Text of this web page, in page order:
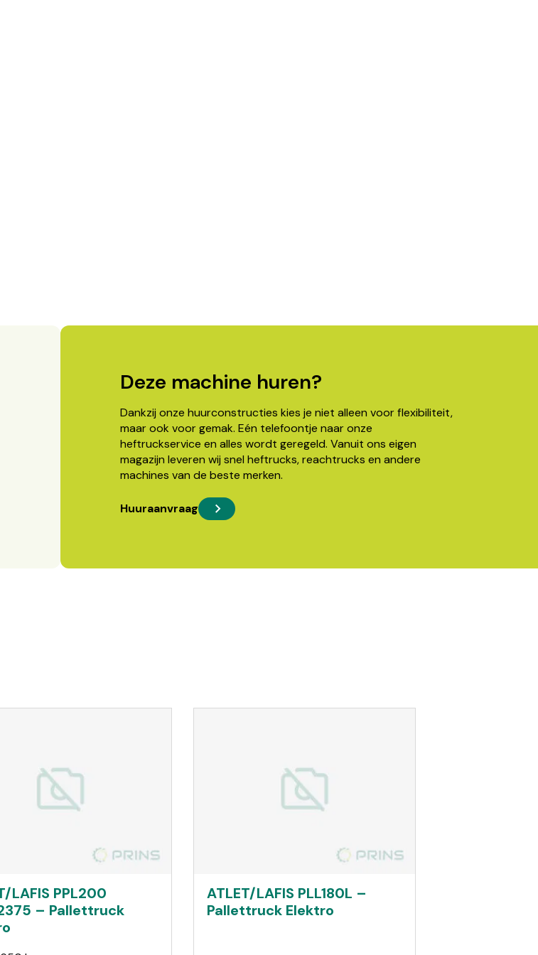
Deze machine huren?
Dankzij onze huurconstructies kies je niet alleen voor flexibiliteit,
maar ook voor gemak. Eén telefoontje naar onze
heftruckservice en alles wordt geregeld. Vanuit ons eigen
magazijn leveren wij snel heftrucks, reachtrucks en andere
machines van de beste merken.
Huuraanvraag
LAFIS PPL200
– Pallettruck
ATLET/LAFIS PLL180L –
Pallettruck Elektro